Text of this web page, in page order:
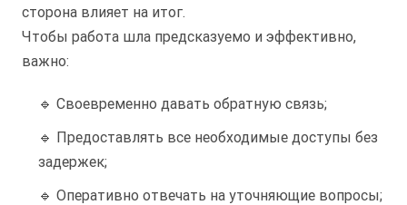
сторона влияет на итог.
Чтобы работа шла предсказуемо и эффективно,
важно:
🔹 Своевременно давать обратную связь;
🔹 Предоставлять все необходимые доступы без
задержек;
🔹 Оперативно отвечать на уточняющие вопросы;